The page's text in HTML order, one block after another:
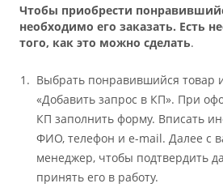
Чтобы приобрести
необходимо его заказать. Есть
того, как это можно сделать.
Выбрать понравившийся товар
«Добавить запрос в КП». При
КП заполнить форму. Вписать
ФИО, телефон и e-mail. Далее с
менеджер, чтобы подтвердить
принять его в работу.